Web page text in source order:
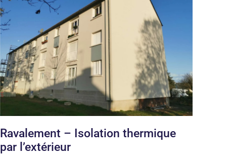
Ravalement – Isolation thermique
par l’extérieur